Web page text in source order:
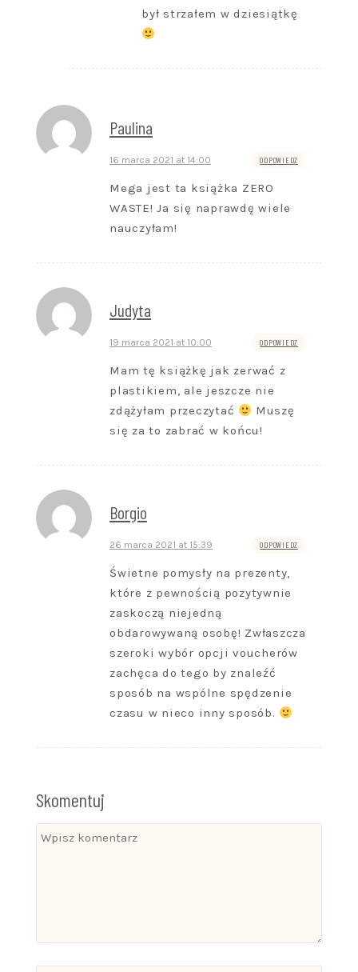
był strzałem w dziesiątkę
Paulina
16 marca 2021 at 14:00 ODPOWIEDZ
Mega jest ta książka ZERO
WASTE! Ja się naprawdę wiele
nauczyłam!
Judyta
19 marca 2021 at 10:00 ODPOWIEDZ
Mam tę książkę jak zerwać z
plastikiem, ale jeszcze nie
zdążyłam przeczytać
Muszę
się za to zabrać w końcu!
Borgio
26 marca 2021 at 15:39 ODPOWIEDZ
Świetne pomysły na prezenty,
które z pewnością pozytywnie
zaskoczą niejedną
obdarowywaną osobę! Zwłaszcza
szeroki wybór opcji voucherów
zachęca do tego by znaleźć
sposób na wspólne spędzenie
czasu w nieco inny sposób.
Skomentuj